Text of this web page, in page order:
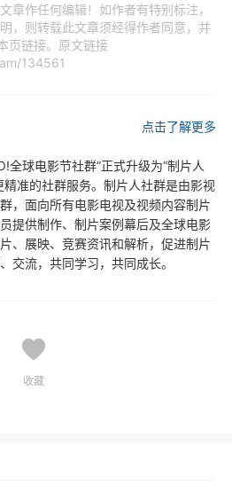
章作任何编辑！如作者有特别标注，
，则转载此文章须经得作者同意，并
页链接。原文链接
134561
点击了解更多
全球电影节社群”正式升级为“制片人
准的社群服务。制片人社群是由影视
，面向所有电影电视及视频内容制片
提供制作、制片案例幕后及全球电影
、展映、竞赛资讯和解析，促进制片
交流，共同学习，共同成长。
收藏